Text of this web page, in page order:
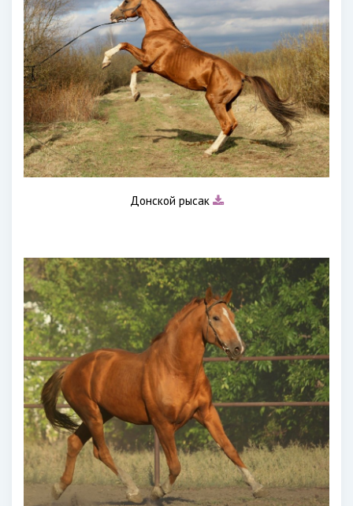
Донской рысак